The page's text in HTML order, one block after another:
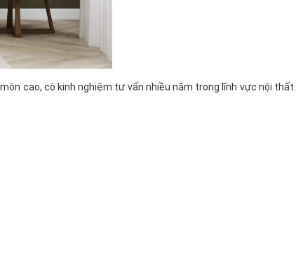
cao, có kinh nghiệm tư vấn nhiều năm trong lĩnh vực nội thất.